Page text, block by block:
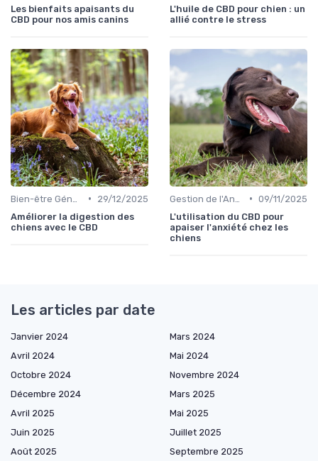
Les bienfaits apaisants du
CBD pour nos amis canins
L'huile de CBD pour chien : un
allié contre le stress
•
29/12/2025
Améliorer la digestion des
chiens avec le CBD
• 09/11/2025
L'utilisation du CBD pour
apaiser l'anxiété chez les
chiens
Les articles par date
Janvier 2024
Mars 2024
Avril 2024
Mai 2024
Octobre 2024
Novembre 2024
Décembre 2024
Mars 2025
Avril 2025
Mai 2025
Juin 2025
Juillet 2025
Août 2025
Septembre 2025